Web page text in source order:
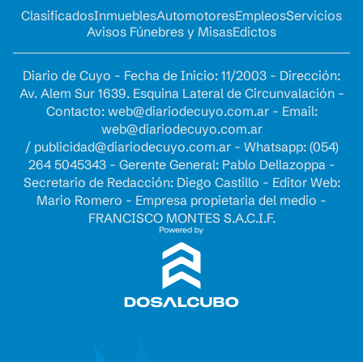
ClasificadosInmueblesAutomotoresEmpleosServicios
Avisos Fúnebres y MisasEdictos
Diario de Cuyo - Fecha de Inicio: 11/2003 - Dirección:
Av. Alem Sur 1639. Esquina Lateral de Circunvalación -
Contacto: web@diariodecuyo.com.ar- Email:
web@diariodecuyo.com.ar
/ publicidad@diariodecuyo.com.ar- Whatsapp: (054)
264 5045343 - Gerente General: Pablo Dellazoppa -
Secretario de Redacción: Diego Castillo - Editor Web:
Mario Romero - Empresa propietaria del medio -
FRANCISCO MONTES S.A.C.I.F.